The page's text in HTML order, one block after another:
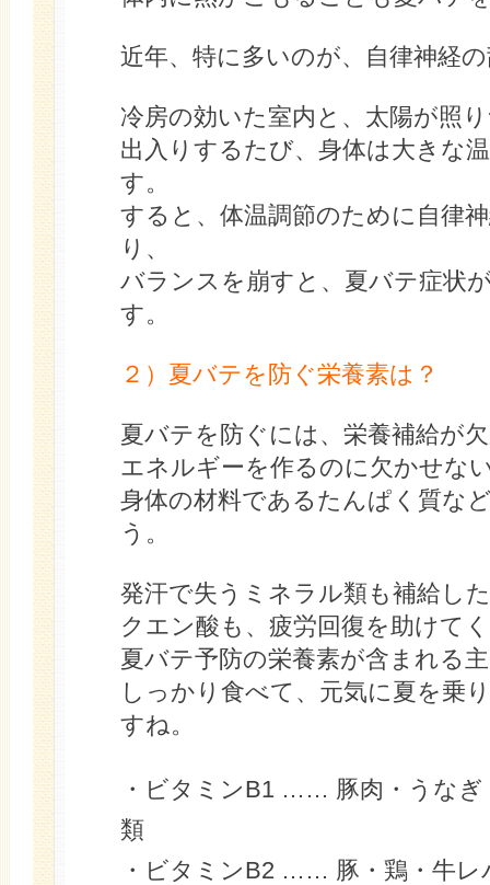
近年、特に多いのが、自律神経
冷房の効いた室内と、太陽が照
出入りするたび、身体は大きな
す。
すると、体温調節のために自律
り、
バランスを崩すと、夏バテ症状
す。
２）夏バテを防ぐ栄養素は？
夏バテを防ぐには、栄養補給が
エネルギーを作るのに欠かせな
身体の材料であるたんぱく質な
う。
発汗で失うミネラル類も補給し
クエン酸も、疲労回復を助けて
夏バテ予防の栄養素が含まれる
しっかり食べて、元気に夏を乗
すね。
・ビタミンB1 …… 豚肉・うな
類
・ビタミンB2 …… 豚・鶏・牛レ